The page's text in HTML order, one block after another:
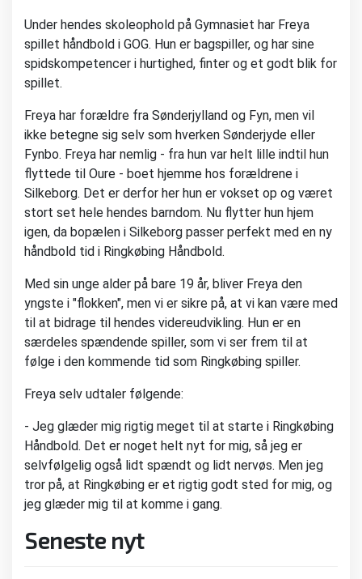
Under hendes skoleophold på Gymnasiet har Freya
spillet håndbold i GOG. Hun er bagspiller, og har sine
spidskompetencer i hurtighed, finter og et godt blik for
spillet.
Freya har forældre fra Sønderjylland og Fyn, men vil
ikke betegne sig selv som hverken Sønderjyde eller
Fynbo. Freya har nemlig - fra hun var helt lille indtil hun
flyttede til Oure - boet hjemme hos forældrene i
Silkeborg. Det er derfor her hun er vokset op og været
stort set hele hendes barndom. Nu flytter hun hjem
igen, da bopælen i Silkeborg passer perfekt med en ny
håndbold tid i Ringkøbing Håndbold.
Med sin unge alder på bare 19 år, bliver Freya den
yngste i "flokken", men vi er sikre på, at vi kan være med
til at bidrage til hendes videreudvikling. Hun er en
særdeles spændende spiller, som vi ser frem til at
følge i den kommende tid som Ringkøbing spiller.
Freya selv udtaler følgende:
- Jeg glæder mig rigtig meget til at starte i Ringkøbing
Håndbold. Det er noget helt nyt for mig, så jeg er
selvfølgelig også lidt spændt og lidt nervøs. Men jeg
tror på, at Ringkøbing er et rigtig godt sted for mig, og
jeg glæder mig til at komme i gang.
Seneste nyt